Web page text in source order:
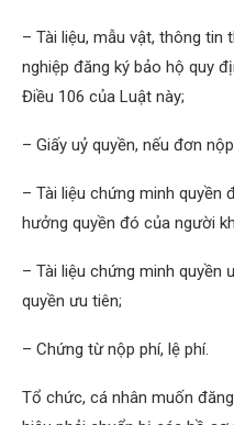
– Tài liệu, mẫu vật, thông
nghiệp đăng ký bảo hộ quy
Điều 106 của Luật này;
– Giấy uỷ quyền, nếu đơn
– Tài liệu chứng minh quyền
hưởng quyền đó của người
– Tài liệu chứng minh quyền
quyền ưu tiên;
– Chứng từ nộp phí, lệ phí.
Tổ chức, cá nhân muốn